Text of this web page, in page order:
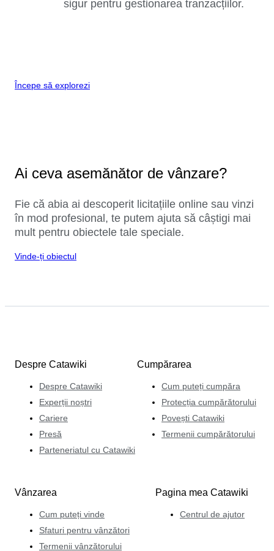
sigur pentru gestionarea tranzacțiilor.
Începe să explorezi
Ai ceva asemănător de vânzare?
Fie că abia ai descoperit licitațiile online sau vinzi
în mod profesional, te putem ajuta să câștigi mai
mult pentru obiectele tale speciale.
Vinde-ți obiectul
Despre Catawiki
Despre Catawiki
Experții noștri
Cariere
Presă
Parteneriatul cu Catawiki
Cumpărarea
Cum puteți cumpăra
Protecția cumpărătorului
Povești Catawiki
Termenii cumpărătorului
Vânzarea
Cum puteți vinde
Sfaturi pentru vânzători
Termenii vânzătorului
Pagina mea Catawiki
Centrul de ajutor